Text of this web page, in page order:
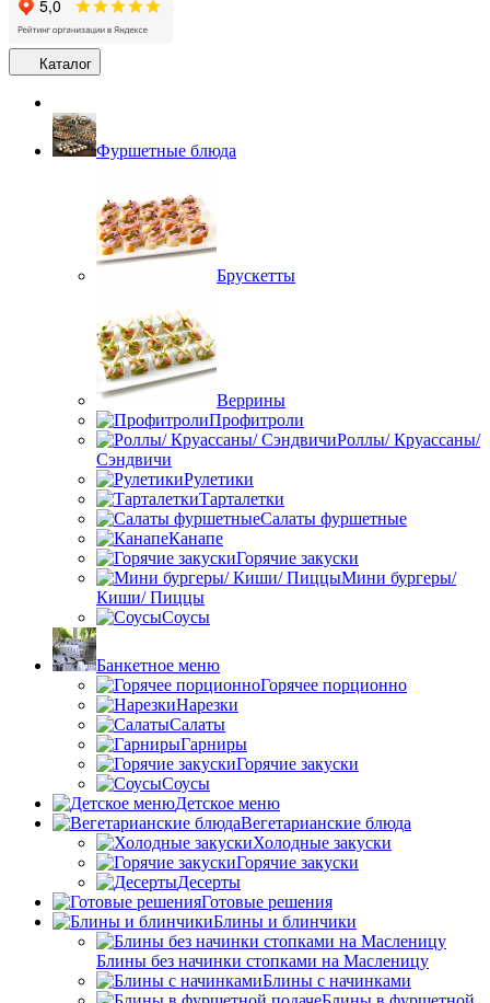
Каталог
Фуршетные блюда
Брускетты
Веррины
Профитроли
Роллы/ Круассаны/
Сэндвичи
Рулетики
Тарталетки
Салаты фуршетные
Канапе
Горячие закуски
Мини бургеры/
Киши/ Пиццы
Соусы
Банкетное меню
Горячее порционно
Нарезки
Салаты
Гарниры
Горячие закуски
Соусы
Детское меню
Вегетарианские блюда
Холодные закуски
Горячие закуски
Десерты
Готовые решения
Блины и блинчики
Блины без начинки стопками на Масленицу
Блины с начинками